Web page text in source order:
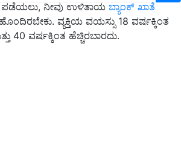
ನೀವು ಉಳಿತಾಯ ಬ್ಯಾಂಕ್ ಖಾತೆ
ವ್ಯಕ್ತಿಯ ವಯಸ್ಸು 18 ವರ್ಷಕ್ಕಿಂತ
40 ವರ್ಷಕ್ಕಿಂತ ಹೆಚ್ಚಿರಬಾರದು.